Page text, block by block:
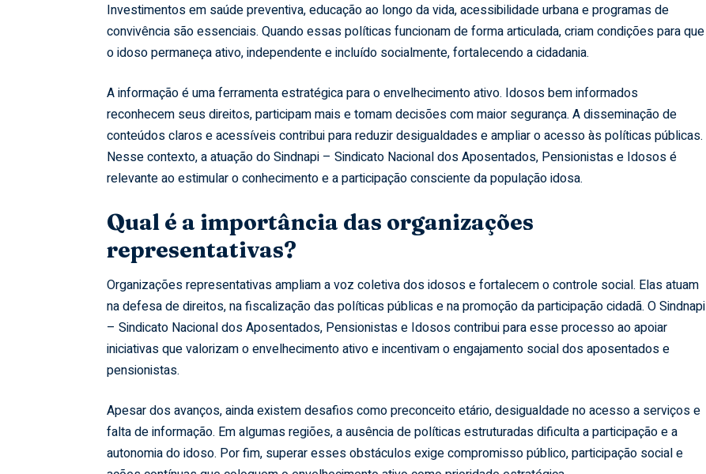
Investimentos em saúde preventiva, educação ao longo da vida, acessibilidade urbana e programas de
convivência são essenciais. Quando essas políticas funcionam de forma articulada, criam condições para que
o idoso permaneça ativo, independente e incluído socialmente, fortalecendo a cidadania.
A informação é uma ferramenta estratégica para o envelhecimento ativo. Idosos bem informados
reconhecem seus direitos, participam mais e tomam decisões com maior segurança. A disseminação de
conteúdos claros e acessíveis contribui para reduzir desigualdades e ampliar o acesso às políticas públicas.
Nesse contexto, a atuação do Sindnapi – Sindicato Nacional dos Aposentados, Pensionistas e Idosos é
relevante ao estimular o conhecimento e a participação consciente da população idosa.
Qual é a importância das organizações
representativas?
Organizações representativas ampliam a voz coletiva dos idosos e fortalecem o controle social. Elas atuam
na defesa de direitos, na fiscalização das políticas públicas e na promoção da participação cidadã. O Sindnapi
– Sindicato Nacional dos Aposentados, Pensionistas e Idosos contribui para esse processo ao apoiar
iniciativas que valorizam o envelhecimento ativo e incentivam o engajamento social dos aposentados e
pensionistas.
Apesar dos avanços, ainda existem desafios como preconceito etário, desigualdade no acesso a serviços e
falta de informação. Em algumas regiões, a ausência de políticas estruturadas dificulta a participação e a
autonomia do idoso. Por fim, superar esses obstáculos exige compromisso público, participação social e